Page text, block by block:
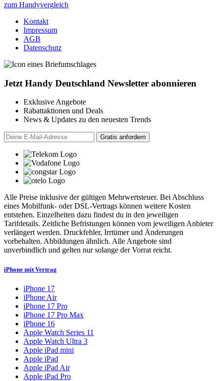
zum Handyvergleich
Kontakt
Impressum
AGB
Datenschutz
Jetzt Handy Deutschland Newsletter abonnieren
Exklusive Angebote
Rabattaktionen und Deals
News & Updates zu den neuesten Trends
Alle Preise inklusive der gültigen Mehrwertsteuer. Bei Abschluss
eines Mobilfunk- oder DSL-Vertrags können weitere Kosten
entstehen. Einzelheiten dazu findest du in den jeweiligen
Tarifdetails. Zeitliche Befristungen können vom jeweiligen Anbieter
verlängert werden. Druckfehler, Irrtümer und Änderungen
vorbehalten. Abbildungen ähnlich. Alle Angebote sind
unverbindlich und gelten nur solange der Vorrat reicht.
iPhone mit Vertrag
iPhone 17
iPhone Air
iPhone 17 Pro
iPhone 17 Pro Max
iPhone 16
Apple Watch Series 11
Apple Watch Ultra 3
Apple iPad mini
Apple iPad
Apple iPad Air
Apple iPad Pro